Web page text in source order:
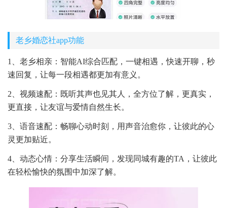
老乡婚恋社app功能
1、老乡相亲：智能AI综合匹配，一键相遇，快速开聊，秒
速回复，让每一段相遇都更加有意义。
2、视频速配：既听其声也见其人，全方位了解，更真实，
更直接，让友谊与爱情自然生长。
3、语音速配：畅聊心动时刻，用声音治愈你，让彼此的心
灵更加贴近。
4、动态心情：分享生活瞬间，发现同城有趣的TA，让彼此
在轻松愉快的氛围中加深了解。